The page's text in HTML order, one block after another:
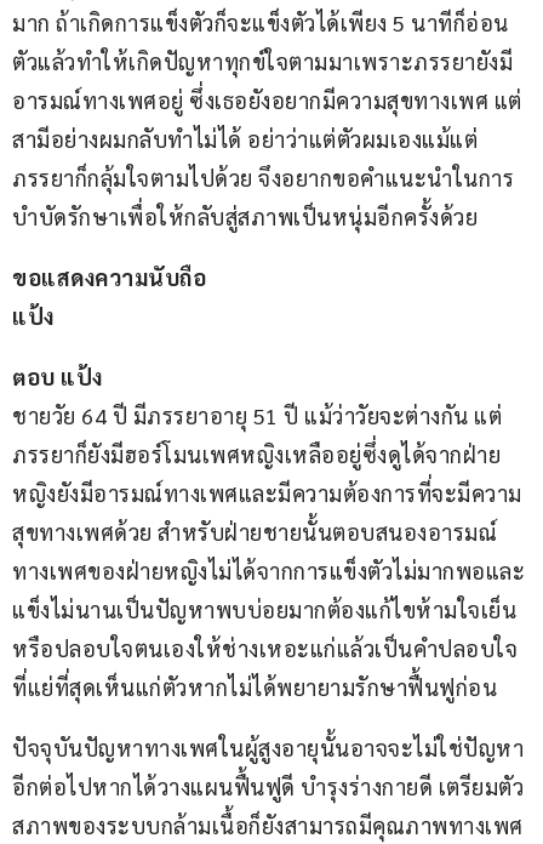
มาก ถ้าเกิดการแข็งตัวก็จะแข็งตัวได้เพียง 5 นาทีก็อ่อน
ตัวแล้วทำให้เกิดปัญหาทุกข์ใจตามมาเพราะภรรยายังมี
อารมณ์ทางเพศอยู่ ซึ่งเธอยังอยากมีความสุขทางเพศ แต่
สามีอย่างผมกลับทำไม่ได้ อย่าว่าแต่ตัวผมเองแม้แต่
ภรรยาก็กลุ้มใจตามไปด้วย จึงอยากขอคำแนะนำในการ
บำบัดรักษาเพื่อให้กลับสู่สภาพเป็นหนุ่มอีกครั้งด้วย
ขอแสดงความนับถือ
แป้ง
ตอบ แป้ง
ชายวัย 64 ปี มีภรรยาอายุ 51 ปี แม้ว่าวัยจะต่างกัน แต่
ภรรยาก็ยังมีฮอร์โมนเพศหญิงเหลืออยู่ซึ่งดูได้จากฝ่าย
หญิงยังมีอารมณ์ทางเพศและมีความต้องการที่จะมีความ
สุขทางเพศด้วย สำหรับฝ่ายชายนั้นตอบสนองอารมณ์
ทางเพศของฝ่ายหญิงไม่ได้จากการแข็งตัวไม่มากพอและ
แข็งไม่นานเป็นปัญหาพบบ่อยมากต้องแก้ไขห้ามใจเย็น
หรือปลอบใจตนเองให้ช่างเหอะแก่แล้วเป็นคำปลอบใจ
ที่แย่ที่สุดเห็นแก่ตัวหากไม่ได้พยายามรักษาฟื้นฟูก่อน
ปัจจุบันปัญหาทางเพศในผู้สูงอายุนั้นอาจจะไม่ใช่ปัญหา
อีกต่อไปหากได้วางแผนฟื้นฟูดี บำรุงร่างกายดี เตรียมตัว
สภาพของระบบกล้ามเนื้อก็ยังสามารถมีคุณภาพทางเพศ